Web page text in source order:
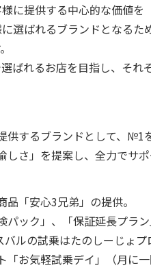
に提供する中心的な価値を
選ばれるブランドとなる
ばれるお店を目指し、それ
するブランドとして、№1
さ」を提案し、全力でサポ
「安心3兄弟」の提供。
パック」、「保証延長プラン
ルの試乗はたのしーじょプ
「お気軽試乗デイ」（月に